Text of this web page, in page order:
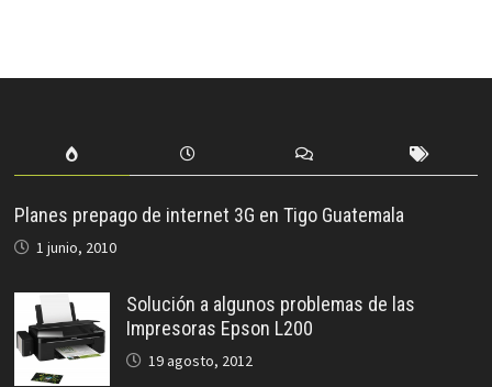
Planes prepago de internet 3G en Tigo Guatemala
1 junio, 2010
Solución a algunos problemas de las
Impresoras Epson L200
19 agosto, 2012